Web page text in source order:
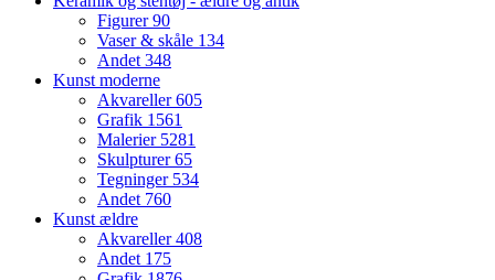
Figurer90
Vaser & skåle 134
Andet348
Kunst moderne
Akvareller605
Grafik 1561
Malerier 5281
Skulpturer65
Tegninger 534
Andet 760
Kunst ældre
Akvareller408
Andet 175